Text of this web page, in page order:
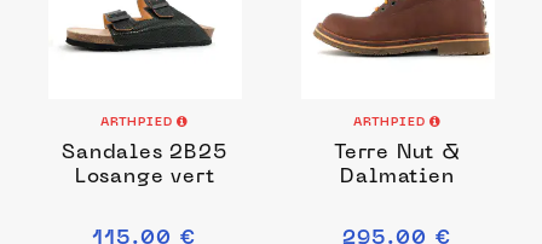
ARTHPIED
Sandales 2B25
Losange vert
115.00 €
ARTHPIED
Terre Nut &
Dalmatien
295.00 €